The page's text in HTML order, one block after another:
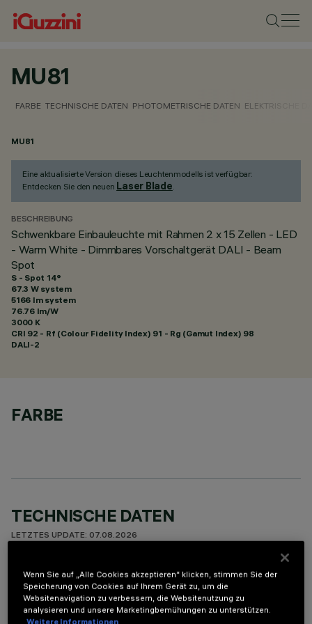
MU81
FARBE TECHNISCHE DATEN PHOTOMETRISCHE DATEN ELEKTRISCHE
MU81
Eine aktualisierte Version dieses Leuchtenmodells ist verfügbar:
Entdecken Sie den neuen Laser Blade.
BESCHREIBUNG
Schwenkbare Einbauleuchte mit Rahmen 2 x 15 Zellen - LED
- Warm White - Dimmbares Vorschaltgerät DALI - Beam
Spot
S - Spot 14°
67.3 W system
5166 lm system
76.76 lm/W
3000 K
CRI 92 - Rf (Colour Fidelity Index) 91 - Rg (Gamut Index) 98
DALI-2
FARBE
TECHNISCHE DATEN
LETZTES UPDATE: 07.08.2026
BESCHREIBUNG
Rechteckige Einbauleuchte mit LED. Strukturgehäuse aus
profiliertem Stahlblech mit Anschlag-Außenrand. Der lineare
Wenn Sie auf „Alle Cookies akzeptieren“ klicken, stimmen Sie der
Speicherung von Cookies auf Ihrem Gerät zu, um die
Websitenavigation zu verbessern, die Websitenutzung zu
analysieren und unsere Marketingbemühungen zu unterstützen.
Weitere Informationen